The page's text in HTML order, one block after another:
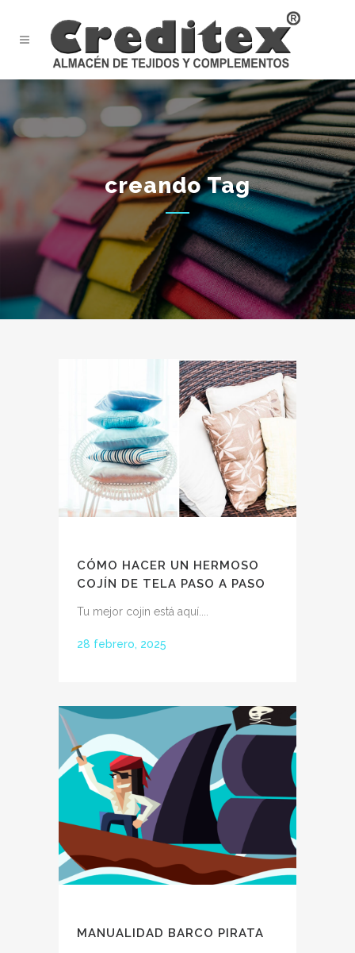
creando Tag
CÓMO HACER UN HERMOSO
COJÍN DE TELA PASO A PASO
Tu mejor cojin está aquí....
28 febrero, 2025
MANUALIDAD BARCO PIRATA